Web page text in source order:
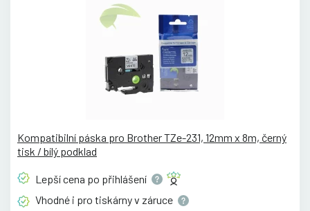
Kompatibilní páska pro Brother TZe-231, 12mm x 8m, černý
tisk / bílý podklad
Lepší cena po přihlášení
Vhodné i pro tiskárny v záruce